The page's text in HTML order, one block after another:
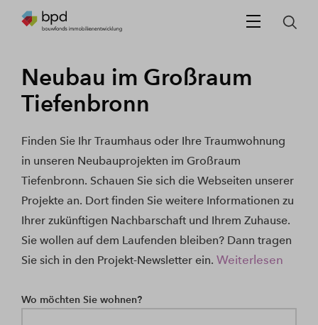
Neubau im Großraum
Tiefenbronn
Finden Sie Ihr Traumhaus oder Ihre Traumwohnung
in unseren Neubauprojekten im Großraum
Tiefenbronn. Schauen Sie sich die Webseiten unserer
Projekte an. Dort finden Sie weitere Informationen zu
Ihrer zukünftigen Nachbarschaft und Ihrem Zuhause.
Sie wollen auf dem Laufenden bleiben? Dann tragen
Sie sich in den Projekt-Newsletter ein. Weiterlesen
Wo möchten Sie wohnen?